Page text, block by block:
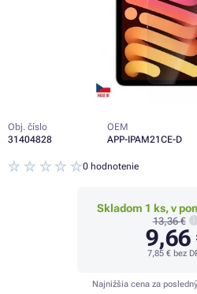
Obj. číslo
31404828
OEM
APP-IPAM21CE-D
0 hodnotenie
Skladom 1 ks, v
13,36 €
9,66
7,85 €bez
Najnižšia cena za